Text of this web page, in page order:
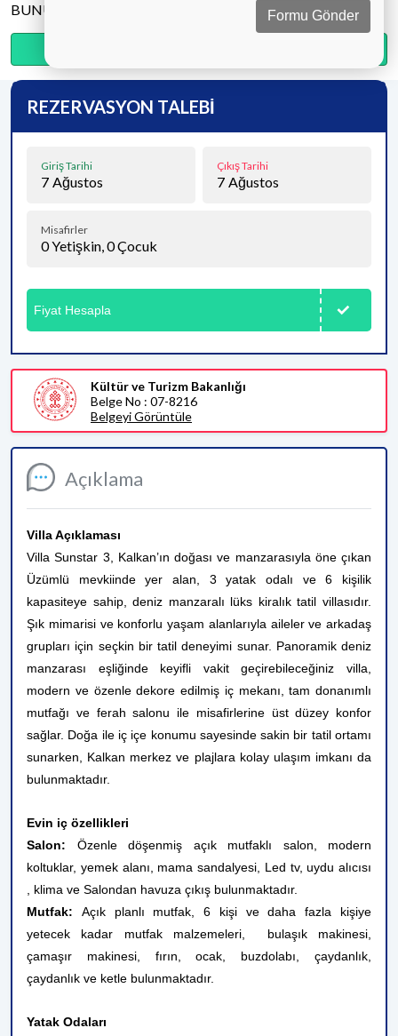
BUNU PAYLAŞ
Açıklama
Villa Açıklaması
Villa Sunstar 3, Kalkan’ın doğası ve manzarasıyla öne çıkan
Üzümlü mevkiinde yer alan, 3 yatak odalı ve 6 kişilik
kapasiteye sahip, deniz manzaralı lüks kiralık tatil villasıdır.
Şık mimarisi ve konforlu yaşam alanlarıyla aileler ve arkadaş
grupları için seçkin bir tatil deneyimi sunar. Panoramik deniz
manzarası eşliğinde keyifli vakit geçirebileceğiniz villa,
modern ve özenle dekore edilmiş iç mekanı, tam donanımlı
mutfağı ve ferah salonu ile misafirlerine üst düzey konfor
sağlar. Doğa ile iç içe konumu sayesinde sakin bir tatil ortamı
sunarken, Kalkan merkez ve plajlara kolay ulaşım imkanı da
bulunmaktadır.
Evin iç özellikleri
Salon: Özenle döşenmiş açık mutfaklı salon, modern
koltuklar, yemek alanı, mama sandalyesi, Led tv, uydu alıcısı
, klima ve Salondan havuza çıkış bulunmaktadır.
Mutfak: Açık planlı mutfak, 6 kişi ve daha fazla kişiye
yetecek kadar mutfak malzemeleri, bulaşık makinesi,
çamaşır makinesi, fırın, ocak, buzdolabı, çaydanlık,
çaydanlık ve ketle bulunmaktadır.
Yatak Odaları
REZERVASYON TALEBİ
Giriş Tarihi
7 Ağustos
Çıkış Tarihi
7 Ağustos
Misafirler
0Yetişkin,0Çocuk
Fiyat Hesapla
Kültür ve Turizm Bakanlığı
Belge No : 07-8216
Belgeyi Görüntüle
Formu Gönder